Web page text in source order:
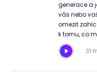
generace a
vás nebo
omezit
k tomu, co
31